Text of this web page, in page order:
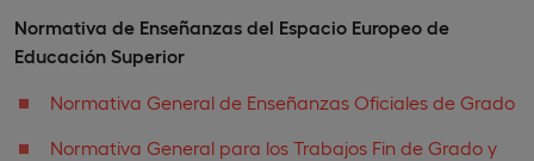
Normativa de Enseñanzas del Espacio Europeo de
Educación Superior
Normativa General de Enseñanzas Oficiales de Grado
Normativa General para los Trabajos Fin de Grado y